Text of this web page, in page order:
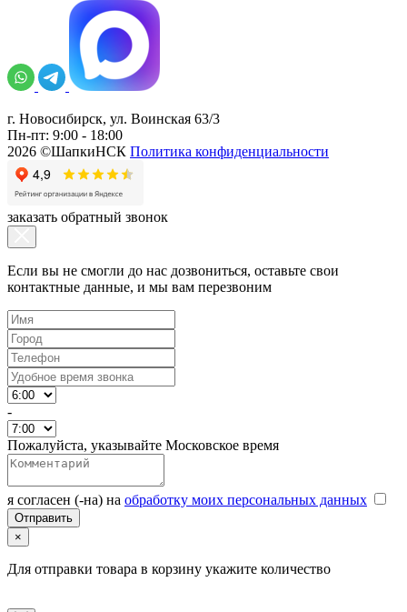
г. Новосибирск, ул. Воинская 63/3
Пн-пт: 9:00 - 18:00
2026 ©ШапкиНСК Политика конфиденциальности
заказать обратный звонок
Если вы не смогли до нас дозвониться, оставьте свои
контактные данные, и мы вам перезвоним
-
Пожалуйста, указывайте Московское время
я согласен (-на) на обработку моих персональных данных
×
Для отправки товара в корзину укажите количество